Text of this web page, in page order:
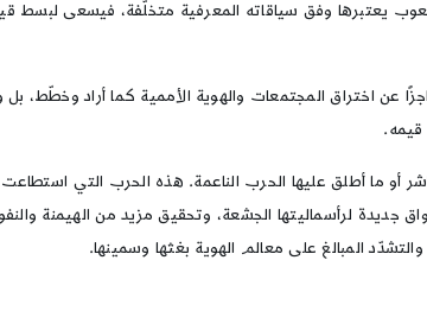
يعتبرها وفق سياقاته المعرفية متخلّفة، فيسعى لبسط
عن اختراق المجتمعات والهوية الأممية كما أراد
قيمه.
أو ما أطلق عليها الحرب الناعمة. هذه الحرب التي
لرأسماليتها الجشعة، وتحقيق مزيد من الهيمنة
المبالغ على معالم الهوية بغثها وسمينها.